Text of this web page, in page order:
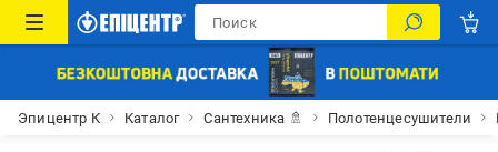
Эпицентр К Каталог Сантехника 🚿 Полотенцесушители